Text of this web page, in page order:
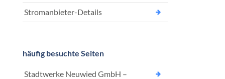
Stromanbieter-Details
häufig besuchte Seiten
Stadtwerke Neuwied GmbH –